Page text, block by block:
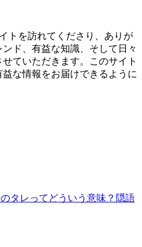
トを訪れてくださり、ありが
ド、有益な知識、そして日々
ていただきます。このサイト
な情報をお届けできるように